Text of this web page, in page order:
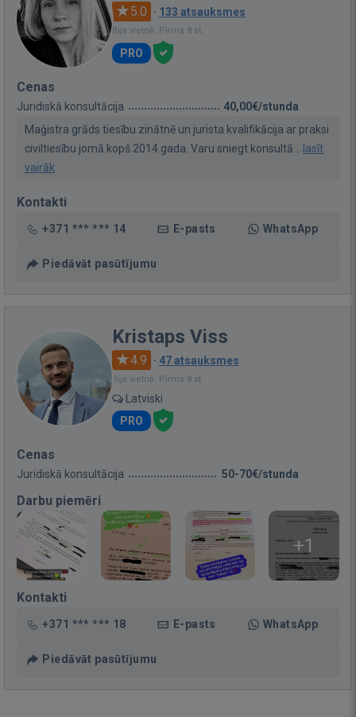
5.0 · 133 atsauksmes
Bija vietnē: Pirms 8 st.
PRO
Cenas
Juridiskā konsultācija
40,00€/stunda
Maģistra grāds tiesību zinātnē un jurista kvalifikācija ar praksi
civiltiesību jomā kopš 2014.gada. Varu sniegt konsultā... lasīt
vairāk
Kontakti
+371 *** *** 14 E-pasts WhatsApp
Piedāvāt pasūtījumu
Kristaps Viss
4.9 · 47 atsauksmes
Bija vietnē: Pirms 8 st.
Latviski
PRO
Cenas
Juridiskā konsultācija 50-70€/stunda
Darbu piemēri
+1
Kontakti
+371 *** *** 18 E-pasts WhatsApp
Piedāvāt pasūtījumu